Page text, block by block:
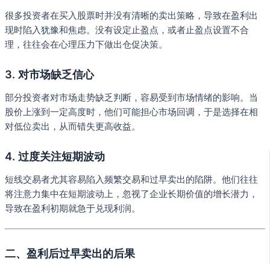
很多投资者在买入股票时并没有清晰的卖出策略，导致在盈利出
现时陷入犹豫和焦虑。没有设定止盈点，或者止盈点设置不合
理，往往会在心理压力下做出仓促决策。
3. 对市场缺乏信心
部分投资者对市场走势缺乏判断，容易受到市场情绪的影响。当
股价上涨到一定高度时，他们可能担心市场回调，于是选择在相
对低位卖出，从而错失更高收益。
4. 过度关注短期波动
短线交易者尤其容易陷入频繁交易和过早卖出的陷阱。他们往往
将注意力集中在短期波动上，忽视了企业长期价值的增长潜力，
导致在盈利初期就急于兑现利润。
二、盈利后过早卖出的后果